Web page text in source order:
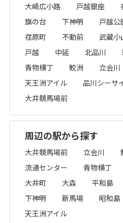
大崎広小路
戸越銀座
旗の台
下神明 戸越公
荏原町
不動前 武蔵小
戸越
中延 北品川
青物横丁
鮫洲 立会川
天王洲アイル
品川シーサ
大井競馬場前
周辺の駅から探す
大井競馬場前 立会川
流通センター
青物横丁
大井町
大森 平和島
下神明
新馬場 昭和島
天王洲アイル